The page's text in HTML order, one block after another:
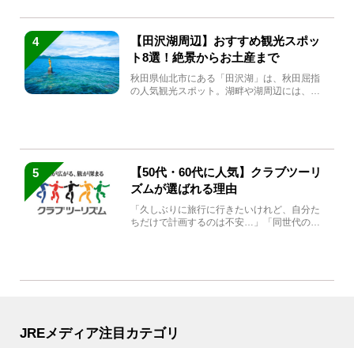
4
【田沢湖周辺】おすすめ観光スポッ
ト8選！絶景からお土産まで
秋田県仙北市にある「田沢湖」は、秋田屈指
の人気観光スポット。湖畔や湖周辺には、田
5
【50代・60代に人気】クラブツーリ
ズムが選ばれる理由
「久しぶりに旅行に行きたいけれど、自分た
ちだけで計画するのは不安…」「同世代の方
JREメディア注目カテゴリ